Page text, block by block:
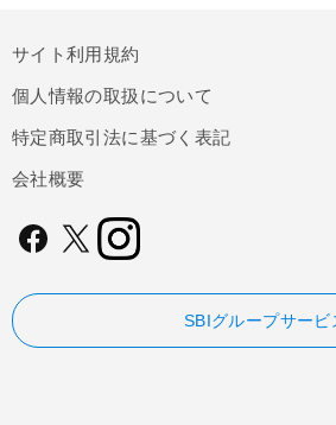
サイト利用規約
個人情報の取扱について
特定商取引法に基づく表記
会社概要
SBIグループサービ